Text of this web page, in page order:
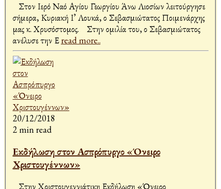
Στον Ιερό Ναό Αγίου Γεωργίου Άνω Λιοσίων λειτούργησε
σήμερα, Κυριακή Ι’ Λουκά, ο Σεβασμιώτατος Ποιμενάρχης
μας κ. Χρυσόστομος. Στην ομιλία του, ο Σεβασμιώτατος
ανέλυσε την Εread more..
20/12/2018
2 min read
Εκδήλωση στον Ασπρόπυργο «Όνειρο
Χριστουγέννων»
Στην Χριστουγεννιάτικη Εκδήλωση «Όνειρο